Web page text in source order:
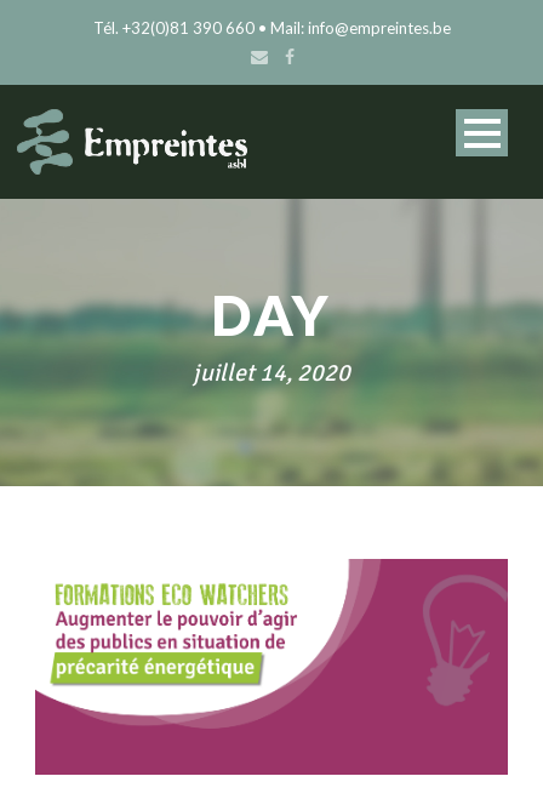
Tél. +32(0)81 390 660 • Mail: info@empreintes.be
DAY
juillet 14, 2020